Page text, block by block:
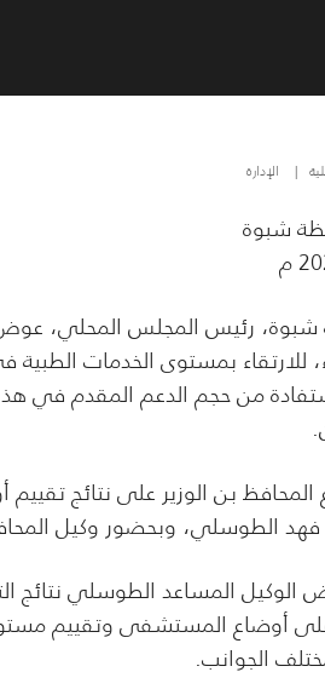
| الإدارة
شبوة
رئيس المجلس المحلي، عوض
للارتقاء بمستوى الخدمات
من حجم الدعم المقدم في
المحافظ بن الوزير على نتائج
فهد الطوسلي، وبحضور وكيل
المساعد الطوسلي نتائج
أوضاع المستشفى وتقييم
الجوانب.